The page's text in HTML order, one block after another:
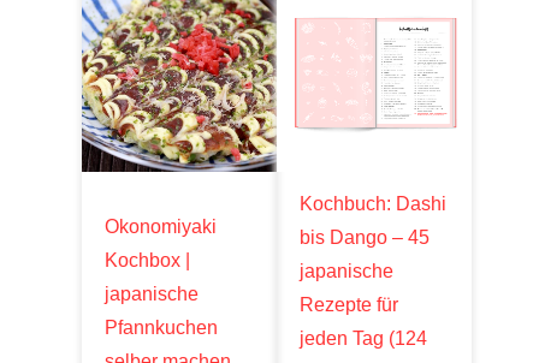
Okonomiyaki
Kochbox |
japanische
Pfannkuchen
Kochbuch: Dashi
bis Dango – 45
japanische
Rezepte für
jeden Tag (124